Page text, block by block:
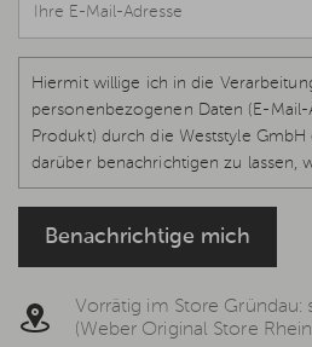
Hiermit willige ich in die
personenbezogenen Daten (E-
Produkt) durch die Weststyle
darüber benachrichtigen zu lassen,
verfügbare Produkt wieder vorrätig
7 DS-GVO, welche jederzeit per E-
widerrufen werden kann, um keine
erhalten. Weitere Informationen in
Benachrichtige mich
Vorrätig im Store
(Weber Original Store